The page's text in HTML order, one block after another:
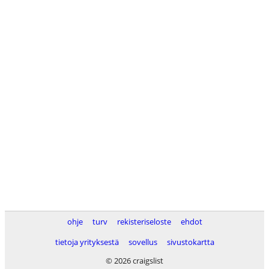
ohje turv rekisteriseloste
ehdot
tietoja yrityksestä
sovellus
sivustokartta
© 2026 craigslist